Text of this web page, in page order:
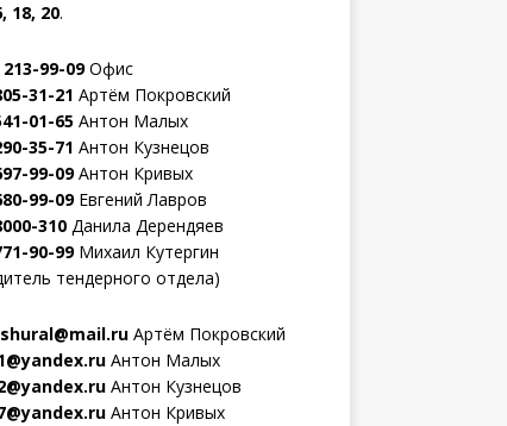
18, 20.
99-09Офис
31-21 Артём Покровский
01-65Антон Малых
35-71 Антон Кузнецов
99-09Антон Кривых
99-09Евгений Лавров
310Данила Дерендяев
90-99Михаил Кутергин
тендерного отдела)
Артём Покровский
Антон Малых
Антон Кузнецов
Антон Кривых